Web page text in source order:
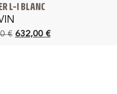
L-I BLANC
€ 632,00 €